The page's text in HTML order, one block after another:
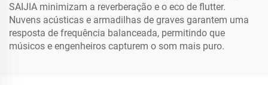
SAIJIA minimizam a reverberação e o eco de flutter.
Nuvens acústicas e armadilhas de graves garantem uma
resposta de frequência balanceada, permitindo que
músicos e engenheiros capturem o som mais puro.